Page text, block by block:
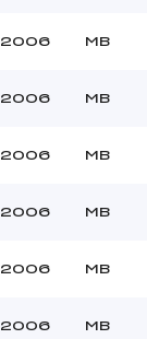
2006 MB
2006 MB
2006 MB
2006 MB
2006 MB
2006 MB